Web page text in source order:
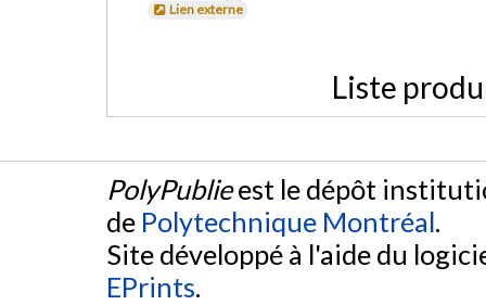
Lien externe
Liste
PolyPublieest le dépôt
de Polytechnique Montréal.
Site développé à l'aide du
EPrints.